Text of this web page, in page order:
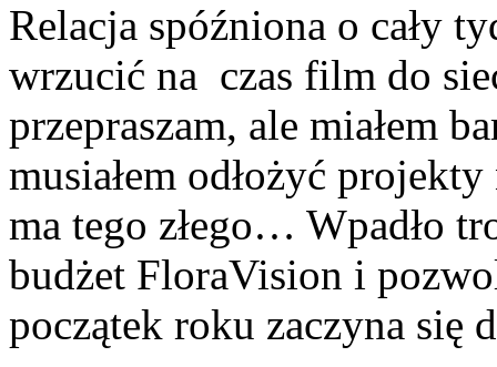
Relacja spóźniona o cały
wrzucić na czas film do
przepraszam, ale miałem
musiałem odłożyć
ma tego złego… Wpadło
budżet FloraVision i
początek roku zaczyna się